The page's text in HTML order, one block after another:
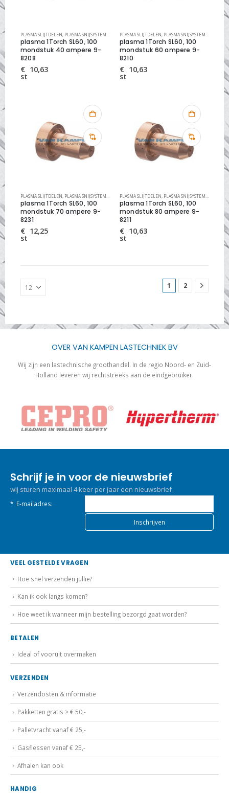
PLASMA SLIJTDELEN, PLASMA SNIJSYSTEMEN THERMAL DYNAMICS SLIJTDELEN
plasma 1Torch SL60, 100
mondstuk 40 ampere 9-
8208
€ 10,63
st
PLASMA SLIJTDELEN, PLASMA SNIJSYSTEMEN
plasma 1Torch SL60, 100
mondstuk 60 ampere 9-
8210
€ 10,63
st
PLASMA SLIJTDELEN, PLASMA SNIJSYSTEMEN THERMAL DYNAMICS SLIJTDELEN
plasma 1Torch SL60, 100
mondstuk 70 ampere 9-
8231
€ 12,25
st
PLASMA SLIJTDELEN, PLASMA SNIJSYSTEMEN
plasma 1Torch SL60, 100
mondstuk 80 ampere 9-
8211
€ 10,63
st
1 2
OVER VAN KAMPEN LASTECHNIEK BV
Wij zijn een lastechnische groothandel. In de regio Noord- en Zuid-
Holland leveren wij rechtstreeks aan de eindgebruiker.
wij sturen maximaal 4 keer per jaar een nieuwsbrief.
*E-mailadres:
VEEL GESTELDE VRAGEN
Kan ik ook langs komen?
Hoe weet ik wanneer mijn bestelling bezorgd gaat worden?
Pakketten gratis > € 50,-
Palletvracht vanaf € 25,-
Gasflessen vanaf € 25,-
Afhalen kan ook